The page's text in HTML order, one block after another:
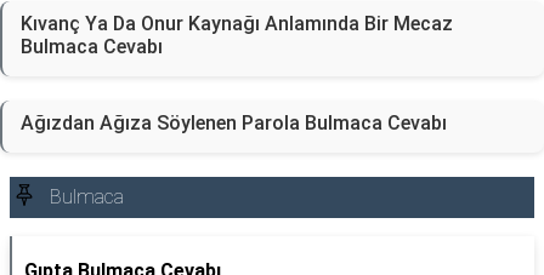
Kıvanç Ya Da Onur Kaynağı Anlamında Bir Mecaz
Bulmaca Cevabı
Ağızdan Ağıza Söylenen Parola Bulmaca Cevabı
Bulmaca